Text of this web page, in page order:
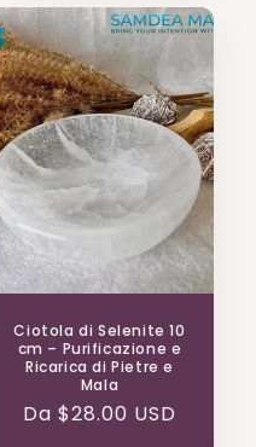
Ciotola di Selenite 10
cm – Purificazione e
Ricarica di Pietre e
Mala
Prezzo
Da $28.00 USD